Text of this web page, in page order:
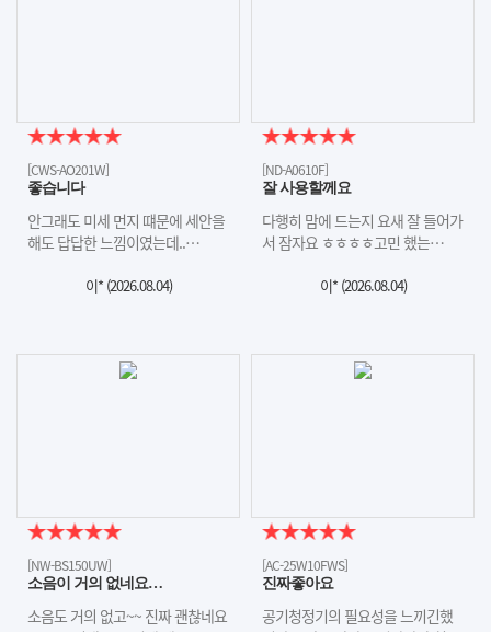
[CWS-AO201W]
좋습니다
안그래도 미세 먼지 떄문에 세안을
해도 답답한 느낌이였는데..…
이* (2026.08.04)
[ND-A0610F]
잘 사용할께요
다행히 맘에 드는지 요새 잘 들어가
서 잠자요 ㅎㅎㅎㅎ고민 했는…
이* (2026.08.04)
[NW-BS150UW]
소음이 거의 없네요…
소음도 거의 없고~~ 진짜 괜찮네요
[AC-25W10FWS]
진짜좋아요
공기청정기의 필요성을 느끼긴했